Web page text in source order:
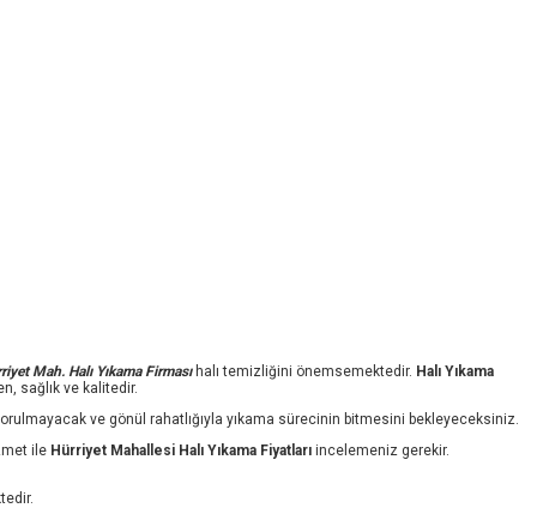
Mah. Halı Yıkama Firmasıhalı temizliğini önemsemektedir. Halı Yıkama
sağlık ve kalitedir.
ve gönül rahatlığıyla yıkama sürecinin bitmesini bekleyeceksiniz.
ile Hürriyet Mahallesi Halı Yıkama Fiyatları incelemeniz gerekir.